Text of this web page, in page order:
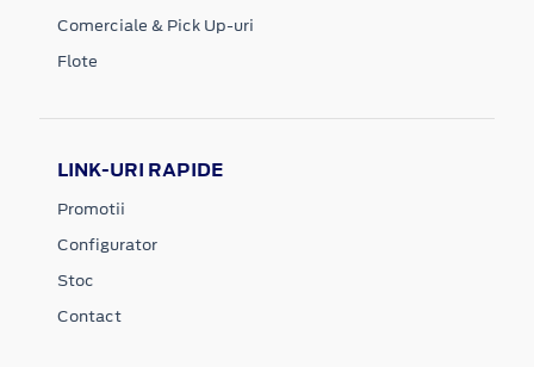
Comerciale & Pick Up-uri
Flote
LINK-URI RAPIDE
Promotii
Configurator
Stoc
Contact